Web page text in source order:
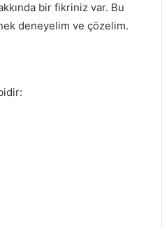
bir fikriniz var. Bu
deneyelim ve çözelim.